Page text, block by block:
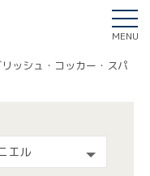
MENU
ッシュ・コッカー・スパ
エル